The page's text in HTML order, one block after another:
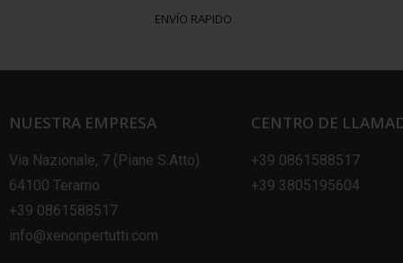
ENVÍO RAPIDO
NUESTRA EMPRESA
Via Nazionale, 7 (Piane S.Atto)
64100 Teramo
+39 0861588517
info@xenonpertutti.com
CENTRO DE
+39 0861588517
+39 3805195604